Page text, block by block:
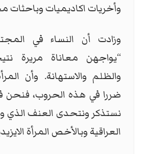
وأخريات اكاديميات وباحثات
وزادت أن النساء في
“يواجهن معاناة مريرة
والظلم والاستهانة. وأن
ضررا في هذه الحروب، فنحن
نستذكر ونتحدى العنف الذي
العراقية وبالأخص المرأة